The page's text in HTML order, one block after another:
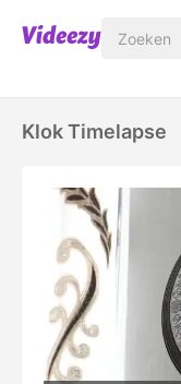
Klok Timelapse